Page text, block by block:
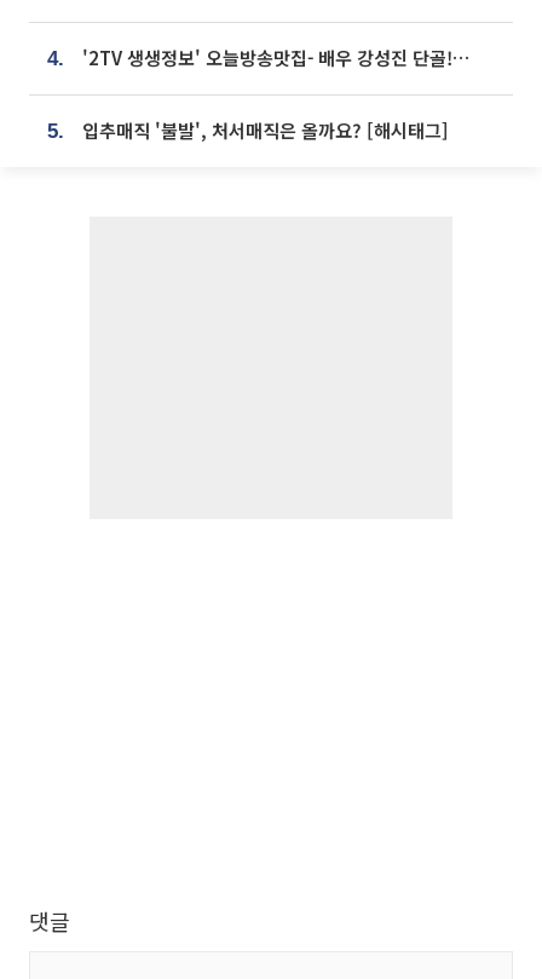
4. '2TV 생생정보' 오늘방송맛집- 배우 강성진 단골! 쌀국수ㆍ푸팟퐁 커리 맛집 '블○○○'
5. 입추매직 '불발', 처서매직은 올까요? [해시태그]
댓글